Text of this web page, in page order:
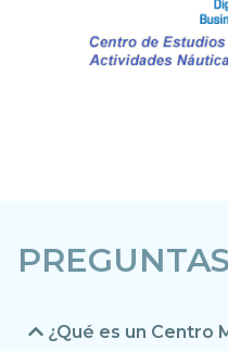
¿Qué es un Centro